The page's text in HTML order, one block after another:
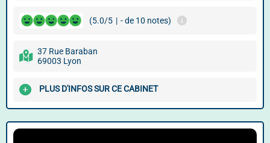
(5.0/5 | - de 10 notes)
37 Rue Baraban
69003 Lyon
PLUS D'INFOS SUR CE CABINET